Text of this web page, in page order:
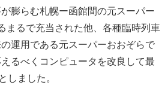
膨らむ札幌ー函館間の元スーパー
まるで充当された他、各種臨時列車
運用である元スーパーおおぞらで
るべくコンピュータを改良して最
しました。